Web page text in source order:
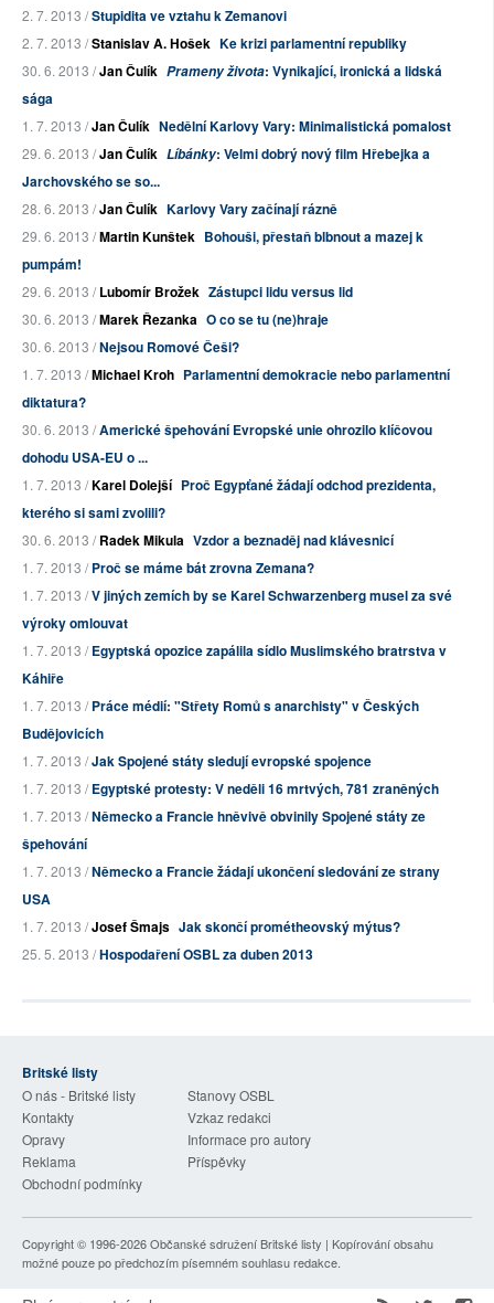
2. 7. 2013 /Stupidita ve vztahu k Zemanovi
2. 7. 2013 /Stanislav A. Hošek Ke krizi parlamentní republiky
30. 6. 2013 /Jan Čulík Prameny života: Vynikající, ironická a lidská
sága
1. 7. 2013 /Jan Čulík Nedělní Karlovy Vary: Minimalistická pomalost
29. 6. 2013 /Jan Čulík Líbánky: Velmi dobrý nový film Hřebejka a
Jarchovského se so...
28. 6. 2013 /Jan Čulík Karlovy Vary začínají rázně
29. 6. 2013 /Martin Kunštek Bohouši, přestaň blbnout a mazej k
pumpám!
29. 6. 2013 /Lubomír Brožek Zástupci lidu versus lid
30. 6. 2013 /Marek Řezanka O co se tu (ne)hraje
30. 6. 2013 /Nejsou Romové Češi?
1. 7. 2013 /Michael Kroh Parlamentní demokracie nebo parlamentní
diktatura?
30. 6. 2013 /Americké špehování Evropské unie ohrozilo klíčovou
dohodu USA-EU o ...
1. 7. 2013 /Karel Dolejší Proč Egypťané žádají odchod prezidenta,
kterého si sami zvolili?
30. 6. 2013 /Radek Mikula Vzdor a beznaděj nad klávesnicí
1. 7. 2013 /Proč se máme bát zrovna Zemana?
1. 7. 2013 /V jiných zemích by se Karel Schwarzenberg musel za své
výroky omlouvat
1. 7. 2013 /Egyptská opozice zapálila sídlo Muslimského bratrstva v
Káhiře
1. 7. 2013 /Práce médií: "Střety Romů s anarchisty" v Českých
Budějovicích
1. 7. 2013 /Jak Spojené státy sledují evropské spojence
1. 7. 2013 /Egyptské protesty: V neděli 16 mrtvých, 781 zraněných
1. 7. 2013 /Německo a Francie hněvivě obvinily Spojené státy ze
špehování
1. 7. 2013 /Německo a Francie žádají ukončení sledování ze strany
USA
1. 7. 2013 /Josef Šmajs Jak skončí prométheovský mýtus?
25. 5. 2013 /Hospodaření OSBL za duben 2013
Britské listy
O nás - Britské listy
Stanovy OSBL
Kontakty
Vzkaz redakci
Opravy
Informace pro autory
Reklama
Příspěvky
Obchodní podmínky
Copyright © 1996-2026Občanské sdružení Britské listy | Kopírování obsahu
možné pouze po předchozím písemném souhlasu redakce.